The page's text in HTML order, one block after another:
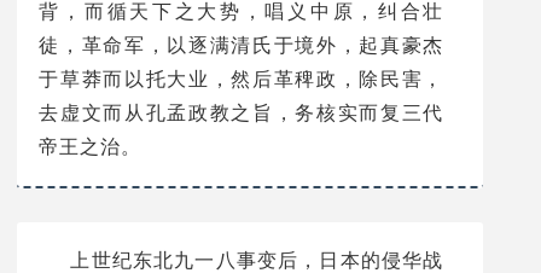
长孙，山东曲阜人。其
父颜景堉为清末翰林院
五经博士，1915年改
任复圣颜子奉祀官。生
幼受到父亲的启蒙教
方。1918年父亲病逝
背，而循天下之大势，唱义中原，纠合壮
徒，革命军，以逐满清氏于境外，起真豪杰
于草莽而以托大业，然后革稗政，除民害，
去虚文而从孔孟政教之旨，务核实而复三代
帝王之治。
上世纪东北九一八事变后，日本的侵华战